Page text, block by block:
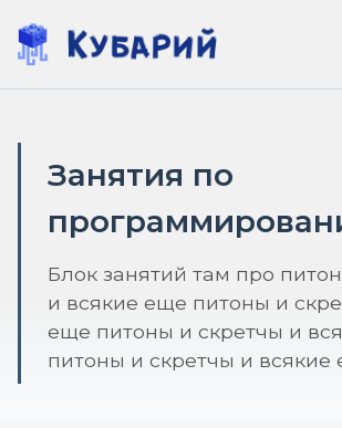
содержимому
Занятия по
Блок занятий там про
и всякие еще питоны и
еще питоны и скретчы и
питоны и скретчы и всякие